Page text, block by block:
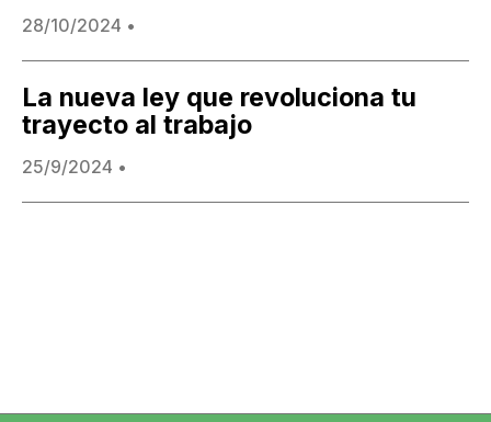
28/10/2024 •
La nueva ley que revoluciona tu
trayecto al trabajo
25/9/2024 •